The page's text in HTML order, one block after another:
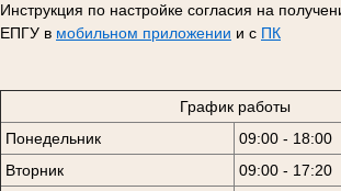
Инструкция по настройке согласия на
ЕПГУ в мобильном приложении и с ПК
График работы
Понедельник
09:00 - 18:00
Вторник
09:00 - 17:20